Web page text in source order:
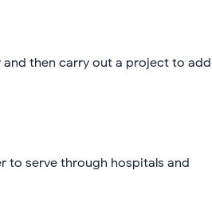
then carry out a project to
to serve through hospitals and